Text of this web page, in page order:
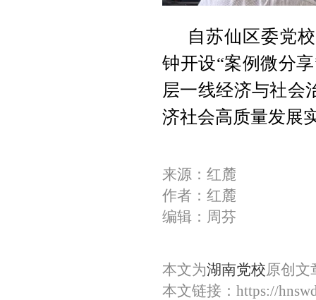
自苏仙区委党
钟开设“案例微分
层一线经济与社会
济社会高质量发展
来源：红麓
作者：红麓
编辑：周芬
本文为湖南党校原创文
本文链接： https://